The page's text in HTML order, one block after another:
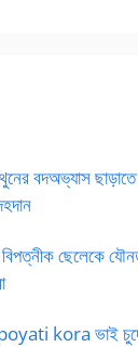
বদঅভ্যাস ছাড়াতে
ছেলেকে
kora ভাই